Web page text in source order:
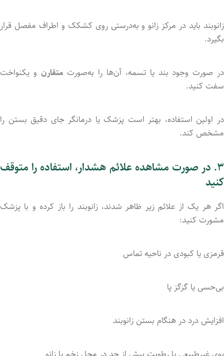
زانوبند باید در مرکز زانو و به‌درستیروی کشکک و اطراف مفصل قرار
بگیرد.
در صورت وجود بندیاتسمه، آن‌ها را به‌صورت متقارن و یکنواخت
سفت کنید.
در اولین استفاده، بهتر است پزشکیا درمانگرجای دقیق بستن را
مشخص کند.
۳. در صورت مشاهده علائم هشدار، استفاده را متوقف
کنید
اگرهر یک از علائمزیر ظاهر شدند،زانوبند را باز کرده و با پزشک
مشورت کنید:
قرمزی یا کبودی در ناحیهتماس
بی‌حسی یا گزگز پا
افزایش درد در هنگام بستن زانوبند